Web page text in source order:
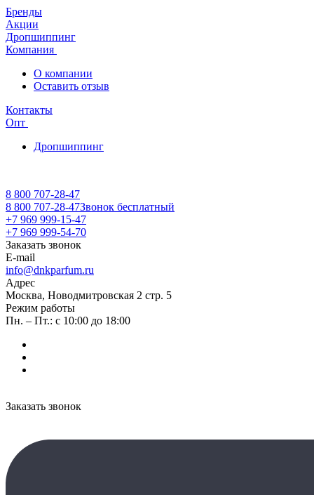
Бренды
Акции
Дропшиппинг
Компания
О компании
Оставить отзыв
Контакты
Опт
Дропшиппинг
8 800 707-28-47
8 800 707-28-47Звонок бесплатный
+7 969 999-15-47
+7 969 999-54-70
Заказать звонок
E-mail
info@dnkparfum.ru
Адрес
Москва, Новодмитровская 2 стр. 5
Режим работы
Пн. – Пт.: с 10:00 до 18:00
Заказать звонок